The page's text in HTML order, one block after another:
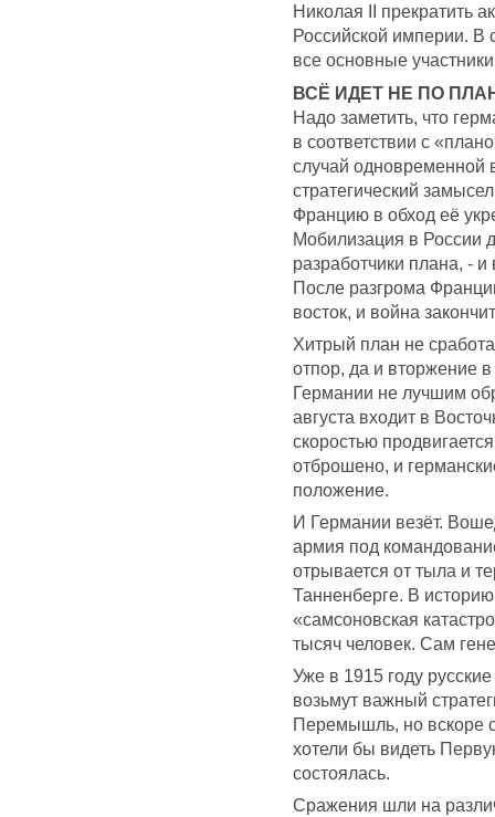
Николая II прекратить
Российской империи. В
все основные
ВСЁ ИДЕТ НЕ ПО
Надо заметить, что
в соответствии с
случай одновременной
стратегический
Францию в обход её
Мобилизация в России
разработчики плана, -
После разгрома
восток, и война
Хитрый план не
отпор, да и вторжение
Германии не лучшим
августа входит в
скоростью
отброшено, и
положение.
И Германии везёт.
армия под
отрывается от тыла и
Танненберге. В
«самсоновская
тысяч человек. Сам
Уже в 1915 году
возьмут важный
Перемышль, но вскоре
хотели бы видеть
состоялась.
Сражения шли на